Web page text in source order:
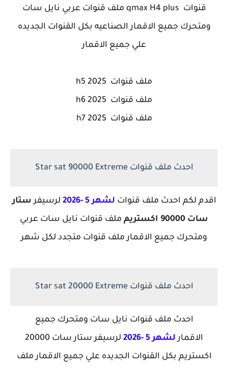
قنوات qmax H4 plus
ملف قنوات عربي نايل سات
ومتحرك جميع الاقمار الصناعيه بكل القنوات الجديده
علي جميع الاقمار
ملف قنوات h5 2025
ملف قنوات h6 2025
ملف قنوات h7 2025
احدث ملف قنوات Star sat 90000 Extreme
اقدم لكم احدث ملف قنوات لشهر 5 -2026 لرسيفر ستار
سات 90000 اكستريم
ملف قنوات نايل سات عربي
ومتحرك جميع الاقمار ملف قنوات متجدد لكل شهر
احدث ملف قنوات Star sat 20000 Extreme
احدث ملف قنوات نايل سات ومتحرك جميع
الاقمارلشهر 5 -2026
لرسيفر ستار سات 20000
اكستريم بكل القنوات الجديده علي جميع الاقمار ملف